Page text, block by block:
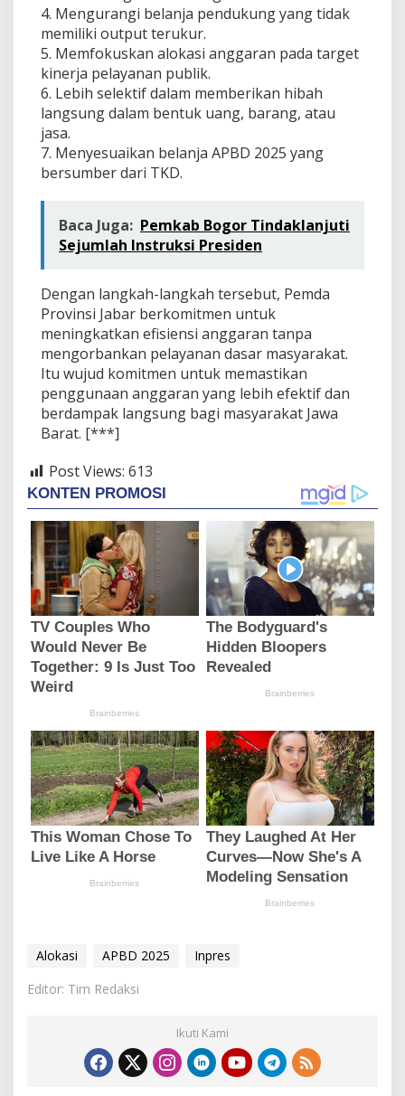
4. Mengurangi belanja pendukung yang tidak
memiliki output terukur.
5. Memfokuskan alokasi anggaran pada target
kinerja pelayanan publik.
6. Lebih selektif dalam memberikan hibah
langsung dalam bentuk uang, barang, atau
jasa.
7. Menyesuaikan belanja APBD 2025 yang
bersumber dari TKD.
Baca Juga: Pemkab Bogor Tindaklanjuti
Sejumlah Instruksi Presiden
Dengan langkah-langkah tersebut, Pemda
Provinsi Jabar berkomitmen untuk
meningkatkan efisiensi anggaran tanpa
mengorbankan pelayanan dasar masyarakat.
Itu wujud komitmen untuk memastikan
penggunaan anggaran yang lebih efektif dan
berdampak langsung bagi masyarakat Jawa
Barat. [***]
Post Views: 613
Alokasi APBD 2025
Inpres
Editor: Tim Redaksi
Ikuti Kami